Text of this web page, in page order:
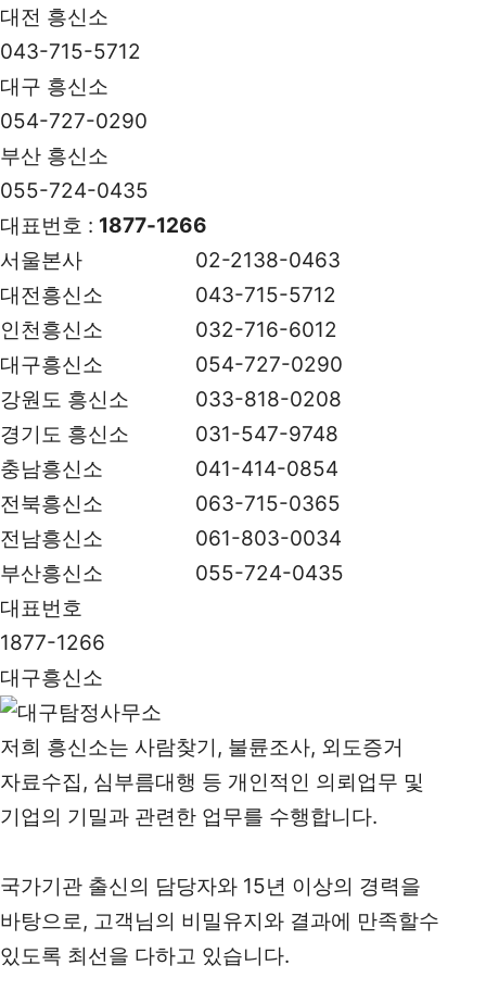
대전 흥신소
043-715-5712
대구 흥신소
054-727-0290
부산 흥신소
055-724-0435
대표번호 : 1877-1266
서울본사
02-2138-0463
대전흥신소
043-715-5712
인천흥신소
032-716-6012
대구흥신소
054-727-0290
강원도 흥신소
033-818-0208
경기도 흥신소
031-547-9748
충남흥신소
041-414-0854
전북흥신소
063-715-0365
전남흥신소
061-803-0034
부산흥신소
055-724-0435
대표번호
1877-1266
대구흥신소
저희 흥신소는 사람찾기, 불륜조사, 외도증거
자료수집, 심부름대행 등 개인적인 의뢰업무 및
기업의 기밀과 관련한 업무를 수행합니다.
국가기관 출신의 담당자와 15년 이상의 경력을
바탕으로, 고객님의 비밀유지와 결과에 만족할수
있도록 최선을 다하고 있습니다.